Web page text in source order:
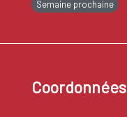
Semaine prochaine
Coordonnées